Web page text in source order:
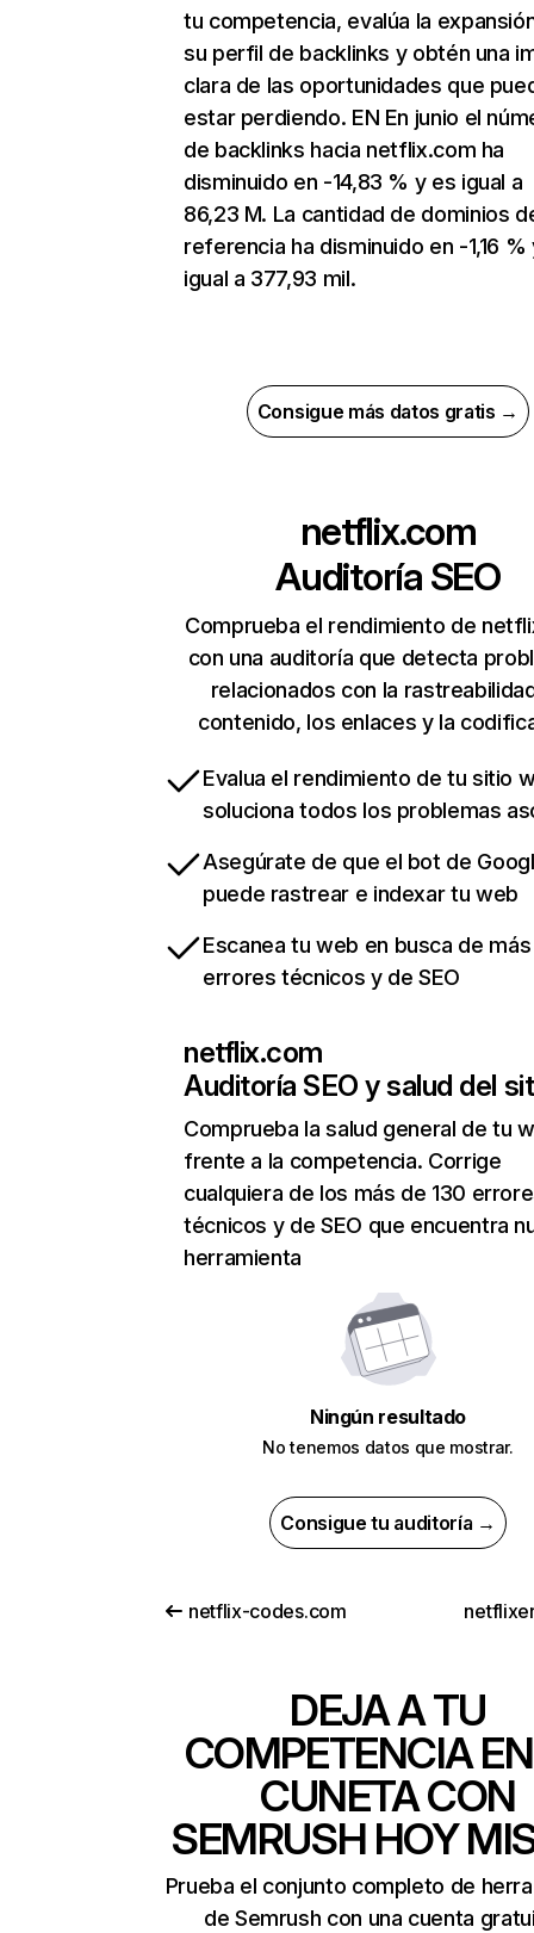
tu competencia, evalúa la
su perfil de backlinks y obtén una
clara de las oportunidades que
estar perdiendo. EN En junio el
de backlinks hacia netflix.com ha
disminuido en -14,83 % y es igual a
86,23 M. La cantidad de dominios
referencia ha disminuido en -1,16 %
igual a 377,93 mil.
Consigue más datos gratis →
netflix.com
Auditoría SEO
Comprueba el rendimiento de
con una auditoría que detecta
relacionados con la
contenido, los enlaces y la
Evalua el rendimiento de tu sitio
soluciona todos los problemas
Asegúrate de que el bot de
puede rastrear e indexar tu web
Escanea tu web en busca de
errores técnicos y de SEO
netflix.com
Auditoría SEO y salud del
Comprueba la salud general de tu
frente a la competencia. Corrige
cualquiera de los más de 130
técnicos y de SEO que encuentra
herramienta
Ningún resultado
No tenemos datos que mostrar.
Consigue tu auditoría →
netflix-codes.com
DEJA A TU
COMPETENCIA
CUNETA CON
SEMRUSH HOY
Prueba el conjunto completo de
de Semrush con una cuenta